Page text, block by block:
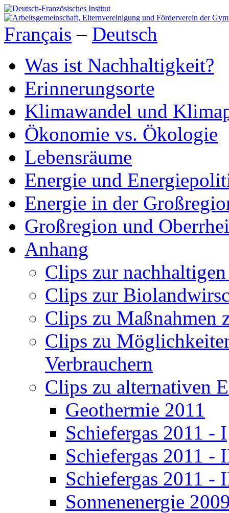
Français – Deutsch
Was ist Nachhaltigkeit?
Erinnerungsorte
Klimawandel und
Ökonomie vs. Ökologie
Lebensräume
Energie und
Energie in der
Großregion und
Anhang
Clips zur
Clips zur
Clips zu Maßnahmen
Clips zu
Verbrauchern
Clips zu alternativen
Geothermie 2011
Schiefergas 2011 - I
Schiefergas 2011 -
Schiefergas 2011 -
Sonnenenergie